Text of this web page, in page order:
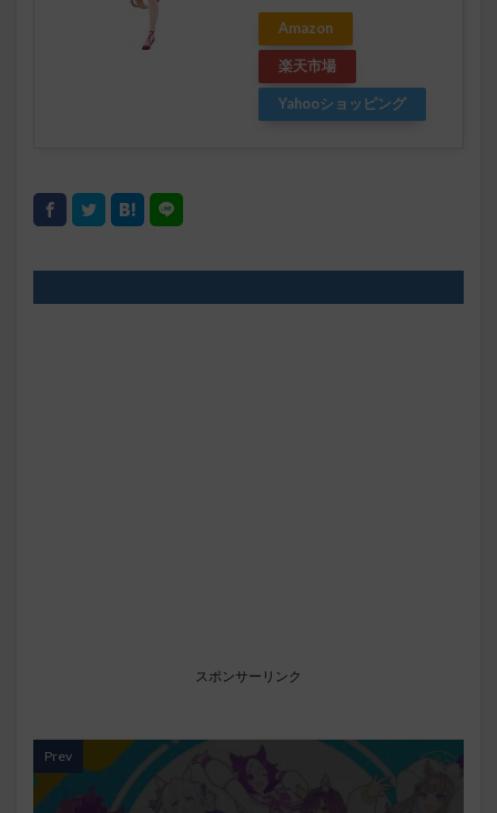
Amazon
楽天市場
Yahooショッピング
スポンサーリンク
Prev